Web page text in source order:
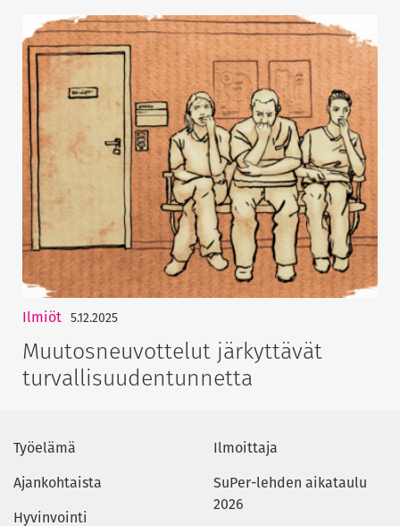
Ilmiöt 5.12.2025
Muutosneuvottelut järkyttävät
turvallisuudentunnetta
Työelämä
Ajankohtaista
Hyvinvointi
Ilmoittaja
SuPer-lehden aikataulu
2026